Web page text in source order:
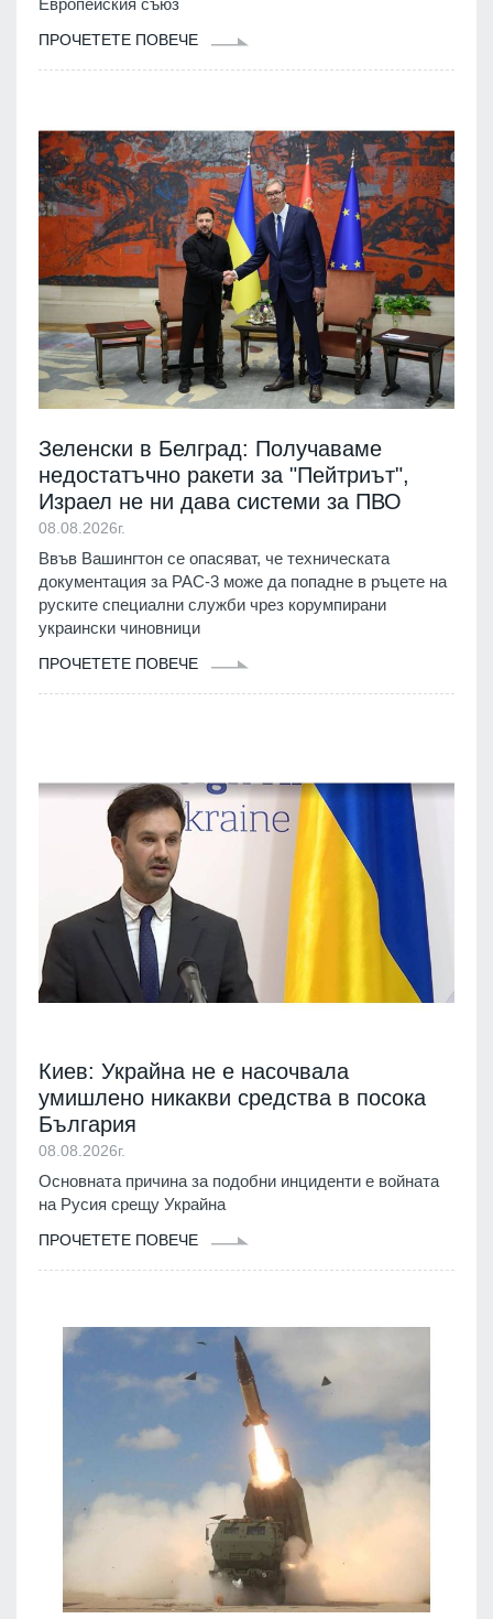
Европейския съюз
ПРОЧЕТЕТЕ ПОВЕЧЕ
Зеленски в Белград: Получаваме
недостатъчно ракети за "Пейтриът",
Израел не ни дава системи за ПВО
08.08.2026г.
Ввъв Вашингтон се опасяват, че техническата
документация за PAC-3 може да попадне в ръцете на
руските специални служби чрез корумпирани
украински чиновници
ПРОЧЕТЕТЕ ПОВЕЧЕ
Киев: Украйна не е насочвала
умишлено никакви средства в посока
България
08.08.2026г.
Основната причина за подобни инциденти е войната
на Русия срещу Украйна
ПРОЧЕТЕТЕ ПОВЕЧЕ